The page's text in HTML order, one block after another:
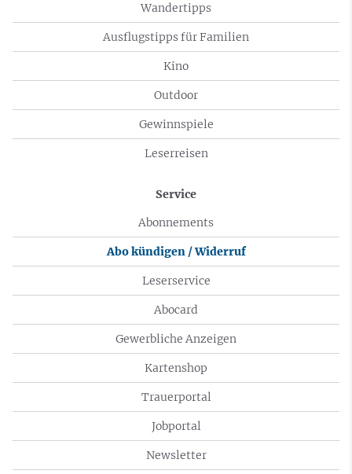
Wandertipps
Ausflugstipps für Familien
Kino
Outdoor
Gewinnspiele
Leserreisen
Service
Abonnements
Abo kündigen / Widerruf
Leserservice
Abocard
Gewerbliche Anzeigen
Kartenshop
Trauerportal
Jobportal
Newsletter